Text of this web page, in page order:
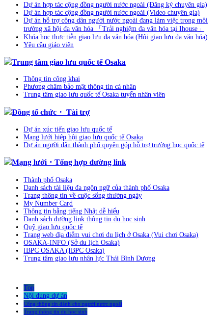
Dự án hợp tác cộng đồng người nước ngoài (Đăng ký chuyên gia)
Dự án hợp tác cộng đồng người nước ngoài (Video chuyên gia)
Dự án hỗ trợ công dân người nước ngoài đang làm việc trong môi
trường xã hội đa văn hóa 「Trải nghiệm đa văn hóa tại Ihouse」
Khóa học thực tiễn giao lưu đa văn hóa (Hội giao lưu đa văn hóa)
Yêu cầu giáo viên
Trung tâm giao lưu quốc tế Osaka
Thông tin công khai
Phương châm bảo mật thông tin cá nhân
Trung tâm giao lưu quốc tế Osaka tuyển nhân viên
Đồng tổ chức・ Tài trợ
Dự án xúc tiến giao lưu quốc tế
Mạng lưới hiệp hội giao lưu quốc tế Osaka
Dự án người dân thành phố quyên góp hỗ trợ trường học quốc tế
Mạng lưới・Tổng hợp đường link
Thành phố Osaka
Danh sách tài liệu đa ngôn ngữ của thành phố Osaka
Trang thông tin về cuộc sống thường ngày
My Number Card
Thông tin bằng tiếng Nhật dễ hiểu
Danh sách đường link thông tin du học sinh
Quỹ giao lưu quốc tế
Trang web địa điểm vui chơi du lịch ở Osaka (Vui chơi Osaka)
OSAKA-INFO (Sở du lịch Osaka)
IBPC OSAKA (IBPC Osaka)
Trung tâm giao lưu nhân lực Thái Bình Dương
Top
Nội dung dự án
Cổng thông tin dành cho người nước ngoài
Trang thông tin du học sinh